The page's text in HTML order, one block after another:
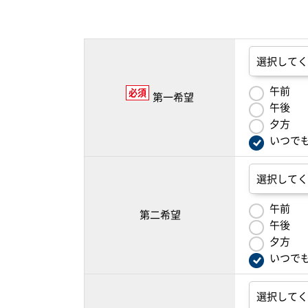
必須 第一希望
午前
午後
夕方
いつで
第二希望
午前
午後
夕方
いつで